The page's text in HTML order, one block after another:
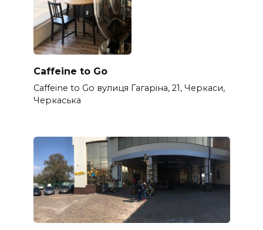
Caffeine to Go
Caffeine to Go вулиця Гагаріна, 21, Черкаси,
Черкаська